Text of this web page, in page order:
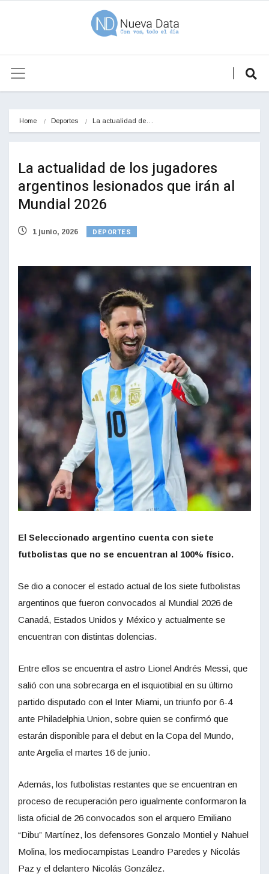
Home Deportes La actualidad de…
La actualidad de los jugadores
argentinos lesionados que irán al
Mundial 2026
1 junio, 2026 DEPORTES
El Seleccionado argentino cuenta con siete
futbolistas que no se encuentran al 100% físico.
Se dio a conocer el estado actual de los siete futbolistas
argentinos que fueron convocados al Mundial 2026 de
Canadá, Estados Unidos y México y actualmente se
encuentran con distintas dolencias.
Entre ellos se encuentra el astro Lionel Andrés Messi, que
salió con una sobrecarga en el isquiotibial en su último
partido disputado con el Inter Miami, un triunfo por 6-4
ante Philadelphia Union, sobre quien se confirmó que
estarán disponible para el debut en la Copa del Mundo,
ante Argelia el martes 16 de junio.
Además, los futbolistas restantes que se encuentran en
proceso de recuperación pero igualmente conformaron la
lista oficial de 26 convocados son el arquero Emiliano
“Dibu” Martínez, los defensores Gonzalo Montiel y Nahuel
Molina, los mediocampistas Leandro Paredes y Nicolás
Paz y el delantero Nicolás González.